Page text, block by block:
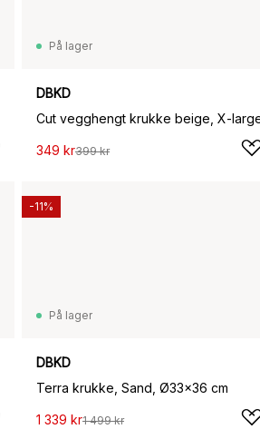
På lager
DBKD
349 kr399 kr
På lager
DBKD
Terra krukke, Sand, Ø33x36 cm
1 339 kr1 499 kr
-11%